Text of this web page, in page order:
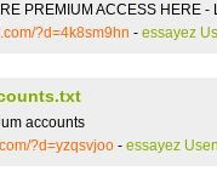
PREMIUM ACCESS HERE
?d=4k8sm9hn - essayez
accounts
?d=yzqsvjoo - essayez